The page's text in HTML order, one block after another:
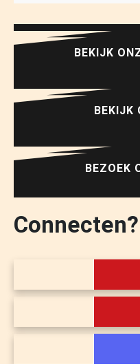
BEKIJK
BEKIJK
BEZOEK
Connecten?